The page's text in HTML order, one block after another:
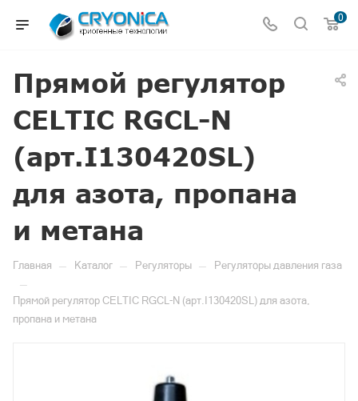
0
Прямой регулятор
CELTIC RGCL-N
(арт.I130420SL)
для азота, пропана
и метана
Главная — Каталог — Регуляторы — Регуляторы давления газа
—
Прямой регулятор CELTIC RGCL-N (арт.I130420SL) для азота,
пропана и метана